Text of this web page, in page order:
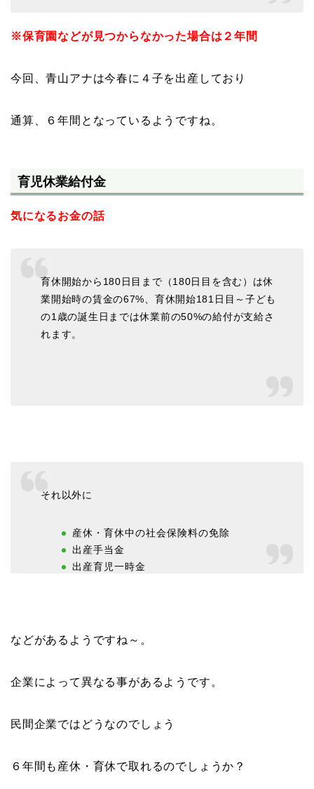
※保育園などが見つからなかった場合は２年間
今回、青山アナは今春に４子を出産しており
通算、６年間となっているようですね。
育児休業給付金
気になるお金の話
育休開始から180日目まで（180日目を含む）は休
業開始時の賃金の67%、育休開始181日目～子ども
の1歳の誕生日までは休業前の50%の給付が支給さ
れます。
それ以外に
産休・育休中の社会保険料の免除
出産手当金
出産育児一時金
などがあるようですね～。
企業によって異なる事があるようです。
民間企業ではどうなのでしょう
６年間も産休・育休で取れるのでしょうか？